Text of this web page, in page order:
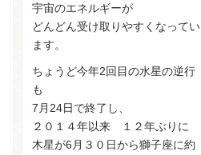
宇宙のエネルギーが
どんどん受け取りやすくなってい
ます。
ちょうど今年2回目の水星の逆行
も
7月24日で終了し、
２０１４年以来 １２年ぶりに
木星が6月３０日から獅子座に約